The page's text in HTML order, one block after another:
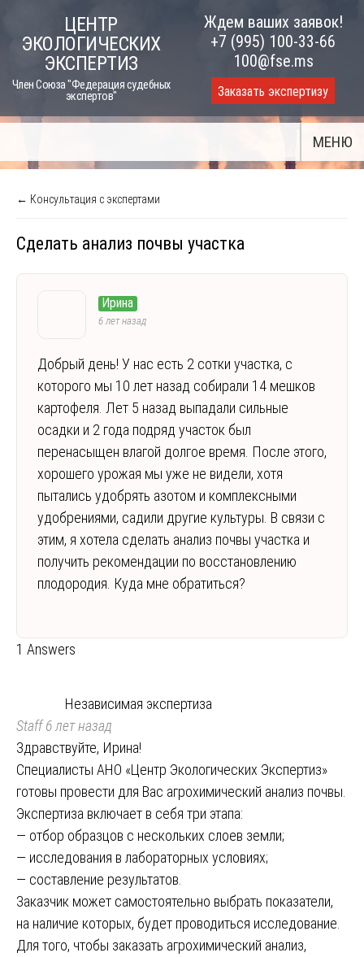
content
ЦЕНТР
ЭКОЛОГИЧЕСКИХ
ЭКСПЕРТИЗ
Член Союза "Федерация судебных
экспертов"
Ждем ваших заявок!
+7 (995) 100-33-66
100@fse.ms
Заказать экспертизу
МЕНЮ
← Консультация с экспертами
Сделать анализ почвы участка
Ирина
6 лет назад
Добрый день! У нас есть 2 сотки участка, с
которого мы 10 лет назад собирали 14 мешков
картофеля. Лет 5 назад выпадали сильные
осадки и 2 года подряд участок был
перенасыщен влагой долгое время. После этого,
хорошего урожая мы уже не видели, хотя
пытались удобрять азотом и комплексными
удобрениями, садили другие культуры. В связи с
этим, я хотела сделать анализ почвы участка и
получить рекомендации по восстановлению
плодородия. Куда мне обратиться?
1 Answers
Независимая экспертиза
Staff6 лет назад
Здравствуйте, Ирина!
Специалисты АНО «Центр Экологических Экспертиз»
готовы провести для Вас агрохимический анализ почвы.
Экспертиза включает в себя три этапа:
— отбор образцов с нескольких слоев земли;
— исследования в лабораторных условиях;
— составление результатов.
Заказчик может самостоятельно выбрать показатели,
на наличие которых, будет проводиться исследование.
Для того, чтобы заказать агрохимический анализ,